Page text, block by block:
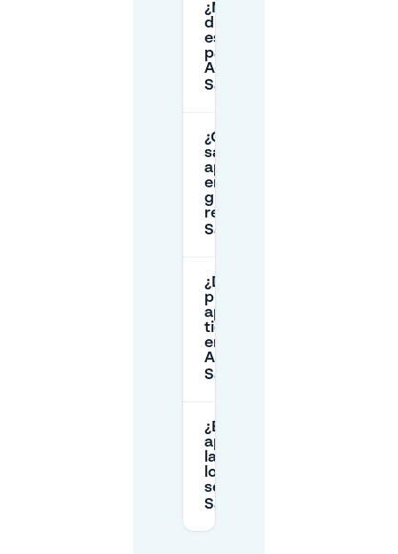
¿Necesito un
disco de
estacionamiento
para la Zona
Azul en
Saint‑Simon?
¿Cómo puedo
saber si el
aparcamiento
en la calle es
gratuito o
regulado en
Saint‑Simon?
¿Dónde
puedo
aparcar más
tiempo que
en la Zona
Azul en
Saint‑Simon?
¿Es gratis
aparcar por
la noche y
los fines de
semana en
Saint‑Simon?